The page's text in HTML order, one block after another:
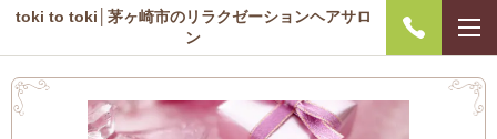
toki to toki│茅ヶ崎市のリラクゼーションヘアサロ
ン